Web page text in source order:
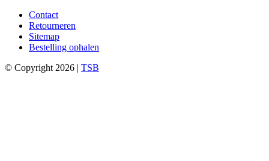
Contact
Retourneren
Sitemap
Bestelling ophalen
© Copyright 2026 | TSB